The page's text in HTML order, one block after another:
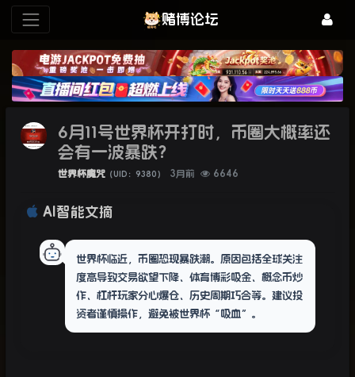
赌博论坛
6月11号世界杯开打时，币圈大概率还
会有一波暴跌？
世界杯魔咒 （UID：9380） 3月前 6646
AI智能文摘
世界杯临近，币圈恐现暴跌潮。原因包括全球关注
度高导致交易欲望下降、体育博彩吸金、概念币炒
作、杠杆玩家分心爆仓、历史周期巧合等。建议投
资者谨慎操作，避免被世界杯“吸血”。